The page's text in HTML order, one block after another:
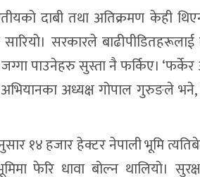
दाबी तथा अतिक्रमण केही
सरकारले
पाउनेहरु सुस्ता नै फर्किए।
अध्यक्ष गोपाल गुरुङले भने,
१४ हजार हेक्टर नेपाली भूमि
फेरि धावा बोल्न थालियो।